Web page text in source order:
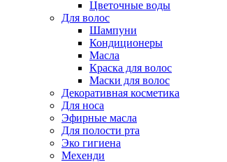
Цветочные воды
Для волос
Шампуни
Кондиционеры
Масла
Краска для волос
Маски для волос
Декоративная косметика
Для носа
Эфирные масла
Для полости рта
Эко гигиена
Мехенди